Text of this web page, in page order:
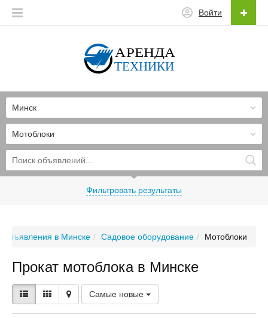
Войти
Мотоблоки
Минск
Фильтровать результаты
Объявления в Минске Садовое оборудование Мотоблоки
Прокат мотоблока в Минске
Самые новые